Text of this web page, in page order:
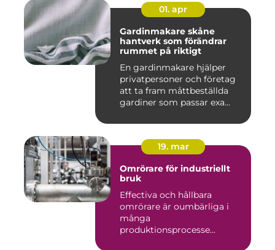
01. apr
Gardinmakare skåne
hantverk som förändrar
rummet på riktigt
En gardinmakare hjälper
privatpersoner och företag
att ta fram måttbeställda
gardiner som passar exa...
19. mar
Omrörare för industriellt
bruk
Effectiva och hållbara
omrörare är oumbärliga i
många
produktionsprocesse...